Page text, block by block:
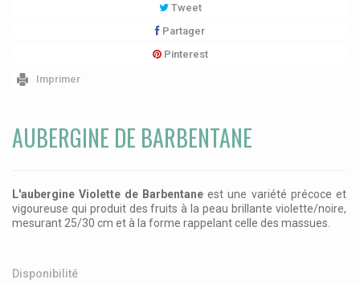
Tweet
Partager
Pinterest
Imprimer
AUBERGINE DE BARBENTANE
L'aubergine Violette de Barbentane est une variété précoce et
vigoureuse qui produit des fruits à la peau brillante violette/noire,
mesurant 25/30 cm et à la forme rappelant celle des massues.
Disponibilité